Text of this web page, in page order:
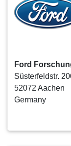
Ford
Süsterfeldstr.
52072 Aachen
Germany